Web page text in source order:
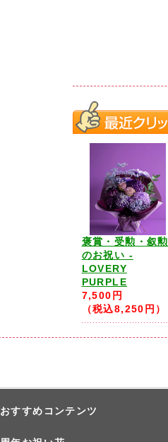
褒賞・受勲・叙勲
のお祝い -
LOVERY
PURPLE
7,500円
（税込8,250円）
おすすめコンテンツ